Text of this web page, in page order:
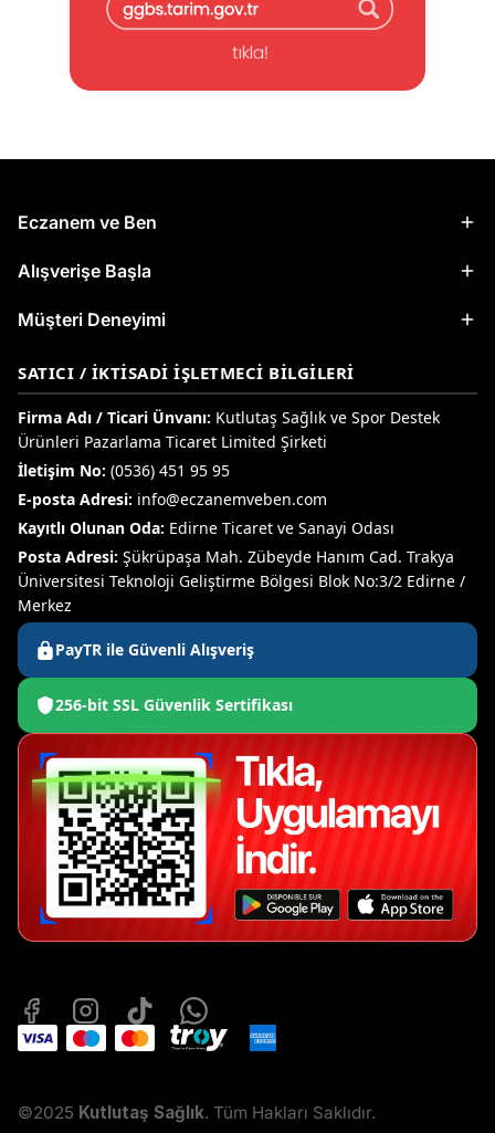
Eczanem ve Ben
Alışverişe Başla
Müşteri Deneyimi
SATICI / İKTISADI İŞLETMECI BILGILERI
Firma Adı / Ticari Ünvanı: Kutlutaş Sağlık ve Spor Destek
Ürünleri Pazarlama Ticaret Limited Şirketi
İletişim No: (0536) 451 95 95
E-posta Adresi: info@eczanemveben.com
Kayıtlı Olunan Oda: Edirne Ticaret ve Sanayi Odası
Posta Adresi: Şükrüpaşa Mah. Zübeyde Hanım Cad. Trakya
Üniversitesi Teknoloji Geliştirme Bölgesi Blok No:3/2 Edirne /
Merkez
PayTR ile Güvenli Alışveriş
256-bit SSL Güvenlik Sertifikası
©2025 Kutlutaş Sağlık. Tüm Hakları Saklıdır.